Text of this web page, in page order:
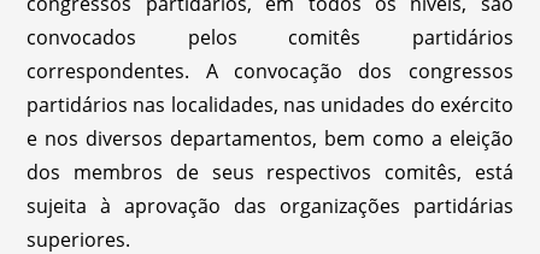
convocados pelos comitês partidários
correspondentes. A convocação dos congressos
partidários nas localidades, nas unidades do exército
e nos diversos departamentos, bem como a eleição
dos membros de seus respectivos comitês, está
sujeita à aprovação das organizações partidárias
superiores.